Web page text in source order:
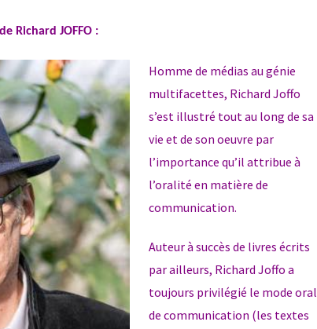
Richard JOFFO :
Homme de médias au génie
multifacettes, Richard Joffo
s’est illustré tout au long de sa
vie et de son oeuvre par
l’importance qu’il attribue à
l’oralité en matière de
communication.
Auteur à succès de livres écrits
par ailleurs, Richard Joffo a
toujours privilégié le mode oral
de communication (les textes